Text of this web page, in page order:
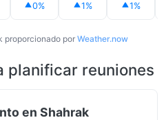
0% 1% 1%
proporcionado por Weather.now
planificar reuniones
en Shahrak